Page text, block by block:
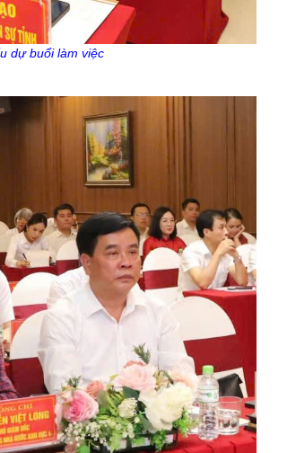
dự buổi làm việc